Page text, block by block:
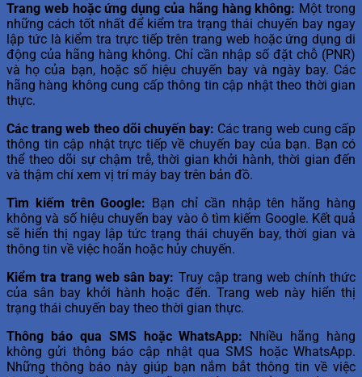
Trang web hoặc ứng dụng của hãng hàng không: Một trong
những cách tốt nhất để kiểm tra trạng thái chuyến bay ngay
lập tức là kiểm tra trực tiếp trên trang web hoặc ứng dụng di
động của hãng hàng không. Chỉ cần nhập số đặt chỗ (PNR)
và họ của bạn, hoặc số hiệu chuyến bay và ngày bay. Các
hãng hàng không cung cấp thông tin cập nhật theo thời gian
thực.
Các trang web theo dõi chuyến bay: Các trang web cung cấp
thông tin cập nhật trực tiếp về chuyến bay của bạn. Bạn có
thể theo dõi sự chậm trễ, thời gian khởi hành, thời gian đến
và thậm chí xem vị trí máy bay trên bản đồ.
Tìm kiếm trên Google: Bạn chỉ cần nhập tên hãng hàng
không và số hiệu chuyến bay vào ô tìm kiếm Google. Kết quả
sẽ hiển thị ngay lập tức trạng thái chuyến bay, thời gian và
thông tin về việc hoãn hoặc hủy chuyến.
Kiểm tra trang web sân bay: Truy cập trang web chính thức
của sân bay khởi hành hoặc đến. Trang web này hiển thị
trạng thái chuyến bay theo thời gian thực.
Thông báo qua SMS hoặc WhatsApp: Nhiều hãng hàng
không gửi thông báo cập nhật qua SMS hoặc WhatsApp.
Những thông báo này giúp bạn nắm bắt thông tin về việc